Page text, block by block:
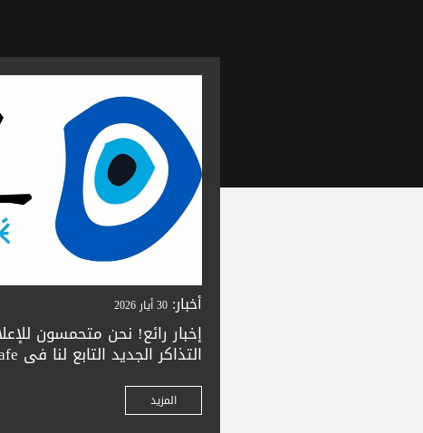
أخبار: 30 أيار 2026
إخبار رائع! نحن متحمسون
بترون. تعالوا واستمتعوا
ونتطلع لخدمتكم
المزيد